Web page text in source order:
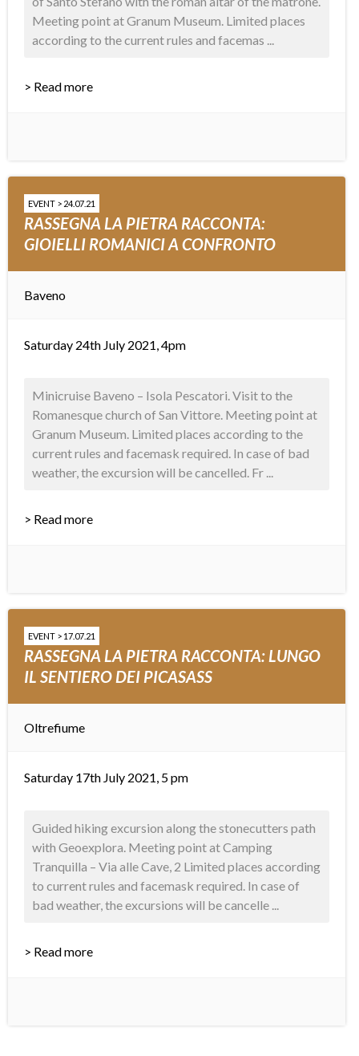
Meeting point at Granum Museum. Limited places
according to the current rules and facemas ...
> Read more
EVENT > 24.07.21
RASSEGNA LA PIETRA RACCONTA:
GIOIELLI ROMANICI A CONFRONTO
Baveno
Saturday 24th July 2021, 4pm
Minicruise Baveno – Isola Pescatori. Visit to the
Romanesque church of San Vittore. Meeting point at
Granum Museum. Limited places according to the
current rules and facemask required. In case of bad
weather, the excursion will be cancelled. Fr ...
> Read more
EVENT > 17.07.21
RASSEGNA LA PIETRA RACCONTA: LUNGO
IL SENTIERO DEI PICASASS
Oltrefiume
Saturday 17th July 2021, 5 pm
Guided hiking excursion along the stonecutters path
with Geoexplora. Meeting point at Camping
Tranquilla – Via alle Cave, 2 Limited places according
to current rules and facemask required. In case of
bad weather, the excursions will be cancelle ...
> Read more